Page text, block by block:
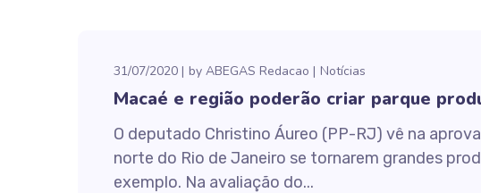
31/07/2020 by ABEGAS Redacao Notícias
Macaé e região poderão criar parque
O deputado Christino Áureo (PP-RJ) vê na
norte do Rio de Janeiro se tornarem grandes
exemplo. Na avaliação do...